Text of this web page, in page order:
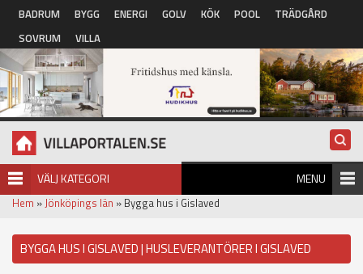
Hoppa till huvudinnehåll
BADRUM BYGG ENERGI GOLV KÖK POOL
TRÄDGÅRD
SOVRUM
VILLA
VÄLJ KATEGORI MENU
Hem »Jönköpings län » Bygga hus i Gislaved
BYGGA HUS I GISLAVED | HUSLEVERANTÖRER I GISLAVED